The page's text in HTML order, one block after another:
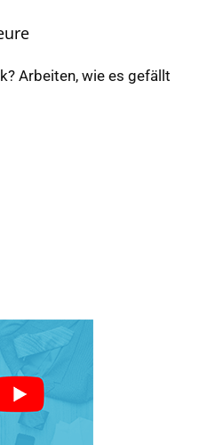
Arbeiten, wie es gefällt